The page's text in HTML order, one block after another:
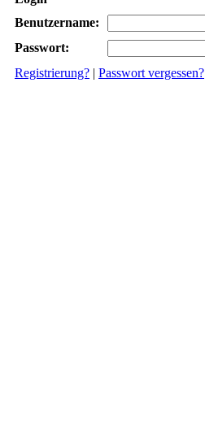
Benutzername:
Passwort:
Registrierung? | Passwort vergessen?